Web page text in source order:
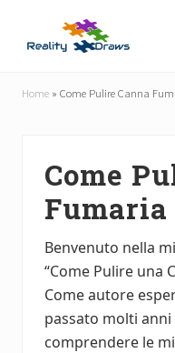
Utili
Home » Come Pulire Canna
Come
Fumaria
Benvenuto nella
“Come Pulire una
Come autore
passato molti anni
comprendere le